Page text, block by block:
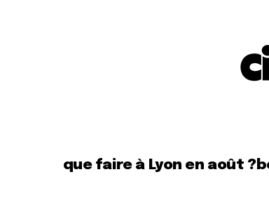
que faire à Lyon en août ?